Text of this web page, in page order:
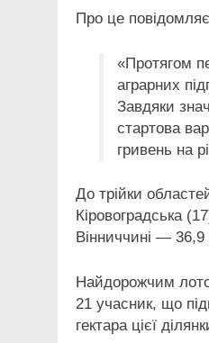
Про це
«Протягом
аграрних
Завдяки
стартова
гривень на
До трійки
Кіровоградська
Вінниччині — 36,9
Найдорожчим
21 учасник, що
гектара цієї